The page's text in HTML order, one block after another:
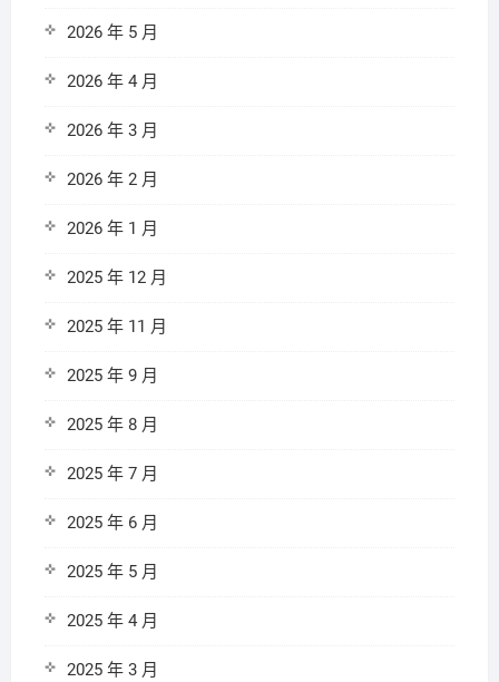
2026 年 5 月
2026 年 4 月
2026 年 3 月
2026 年 2 月
2026 年 1 月
2025 年 12 月
2025 年 11 月
2025 年 9 月
2025 年 8 月
2025 年 7 月
2025 年 6 月
2025 年 5 月
2025 年 4 月
2025 年 3 月